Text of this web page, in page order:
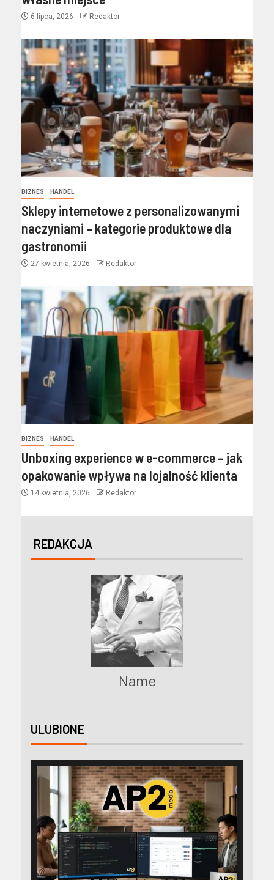
6 lipca, 2026 Redaktor
BIZNES HANDEL
Sklepy internetowe z personalizowanymi
naczyniami – kategorie produktowe dla
gastronomii
27 kwietnia, 2026 Redaktor
BIZNES HANDEL
Unboxing experience w e-commerce – jak
opakowanie wpływa na lojalność klienta
14 kwietnia, 2026 Redaktor
REDAKCJA
Name
ULUBIONE